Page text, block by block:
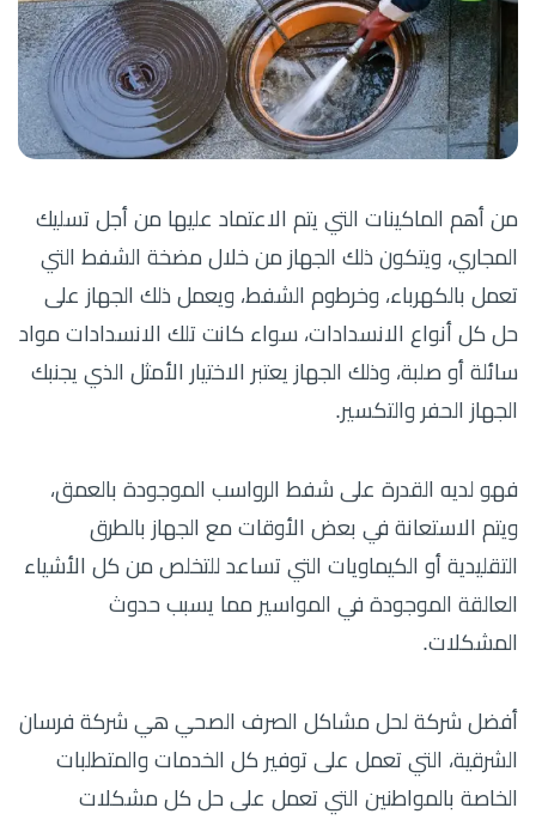
من أهم الماكينات التي يتم الاعتماد عليها من أجل تسليك
المجاري، ويتكون ذلك الجهاز من خلال مضخة الشفط التي
تعمل بالكهرباء، وخرطوم الشفط، ويعمل ذلك الجهاز على
حل كل أنواع الانسدادات، سواء كانت تلك الانسدادات مواد
سائلة أو صلبة، وذلك الجهاز يعتبر الاختيار الأمثل الذي يجنبك
الجهاز الحفر والتكسير.
فهو لديه القدرة على شفط الرواسب الموجودة بالعمق،
ويتم الاستعانة في بعض الأوقات مع الجهاز بالطرق
التقليدية أو الكيماويات التي تساعد للتخلص من كل الأشياء
العالقة الموجودة في المواسير مما يسبب حدوث
المشكلات.
أفضل شركة لحل مشاكل الصرف الصحي هي شركة فرسان
الشرقية، التي تعمل على توفير كل الخدمات والمتطلبات
الخاصة بالمواطنين التي تعمل على حل كل مشكلات